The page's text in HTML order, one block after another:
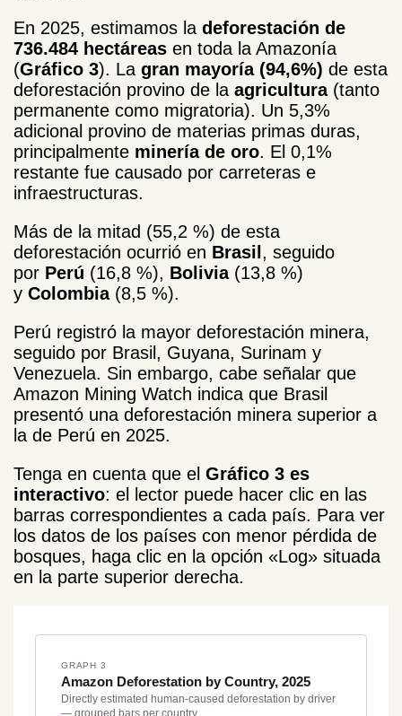
En 2025, estimamos la deforestación de
736.484 hectáreas en toda la Amazonía
(Gráfico 3). La gran mayoría (94,6%) de esta
deforestación provino de la agricultura(tanto
permanente como migratoria). Un 5,3%
adicional provino de materias primas duras,
principalmente minería de oro. El 0,1%
restante fue causado por carreteras e
infraestructuras.
Más de la mitad (55,2 %) de esta
deforestación ocurrió en Brasil, seguido
por Perú (16,8 %), Bolivia(13,8 %)
y Colombia(8,5 %).
Perú registró la mayor deforestación minera,
seguido por Brasil, Guyana, Surinam y
Venezuela. Sin embargo, cabe señalar que
Amazon Mining Watch indica que Brasil
presentó una deforestación minera superior a
la de Perú en 2025.
Tenga en cuenta que el Gráfico 3 es
interactivo: el lector puede hacer clic en las
barras correspondientes a cada país. Para ver
los datos de los países con menor pérdida de
bosques, haga clic en la opción «Log» situada
en la parte superior derecha.